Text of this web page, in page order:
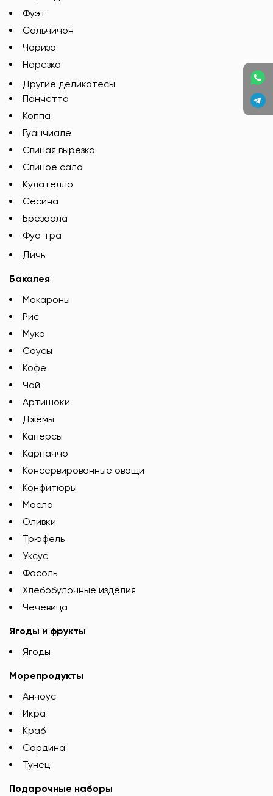
Фуэт
Сальчичон
Чоризо
Нарезка
Другие деликатесы
Панчетта
Коппа
Гуанчиале
Свиная вырезка
Свиное сало
Кулателло
Сесина
Брезаола
Фуа-гра
Дичь
Бакалея
Макароны
Рис
Мука
Соусы
Кофе
Чай
Артишоки
Джемы
Каперсы
Карпаччо
Консервированные овощи
Конфитюры
Масло
Оливки
Трюфель
Уксус
Фасоль
Хлебобулочные изделия
Чечевица
Ягоды и фрукты
Ягоды
Морепродукты
Анчоус
Икра
Краб
Сардина
Тунец
Подарочные наборы